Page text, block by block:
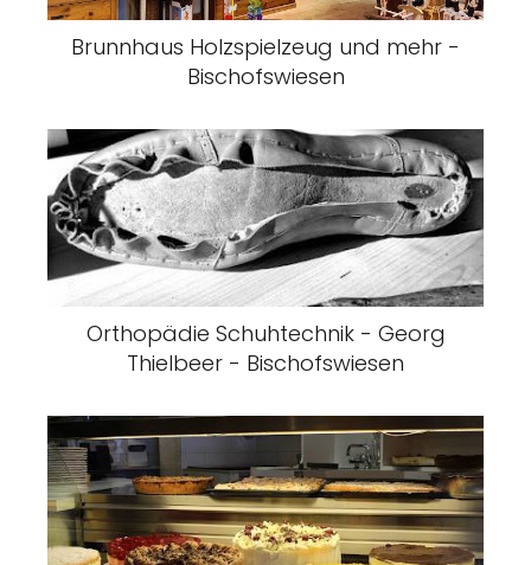
Brunnhaus Holzspielzeug und mehr -
Bischofswiesen
Orthopädie Schuhtechnik - Georg
Thielbeer - Bischofswiesen